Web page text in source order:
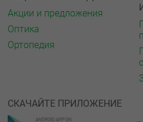
Акции и предложения
Оптика
Ортопедия
СКАЧАЙТЕ ПРИЛОЖЕНИЕ